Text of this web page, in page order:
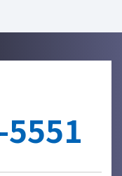
個人情報の取扱いを他
個人情報保護体制が整
内容の訂正、追加ま
先までご連絡くださ